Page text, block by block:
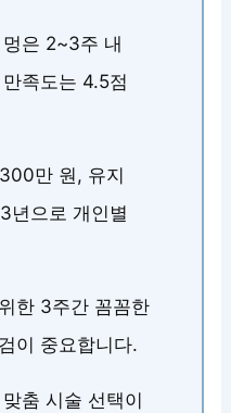
은 2~3주 내
족도는 4.5점
만 원, 유지
년으로 개인별
한 3주간 꼼꼼한
이 중요합니다.
춤 시술 선택이